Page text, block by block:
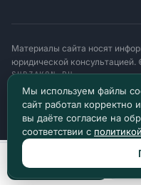
Материалы сайта носят
юридической
SUDZAKON.RU
Оператор персональных
ИНН 9717182760 · ОГРН
129085, г. Москва, проезд
Мы используем файлы
сайт работал
вы даёте согласие на
соответствии с